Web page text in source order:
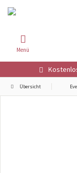
Menü
Übersicht